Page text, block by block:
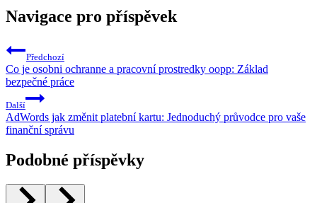
Navigace pro příspěvek
Předchozí
Co je osobni ochranne a pracovní prostredky oopp: Základ
bezpečné práce
Další
AdWords jak změnit platební kartu: Jednoduchý průvodce pro vaše
finanční správu
Podobné příspěvky